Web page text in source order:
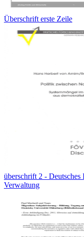
Überschrift erste Zeile
überschrift 2 -
Verwaltung